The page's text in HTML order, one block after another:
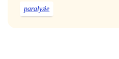
paralysie